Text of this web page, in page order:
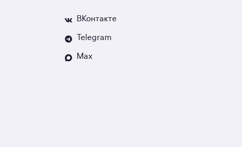
ВКонтакте
Telegram
Max